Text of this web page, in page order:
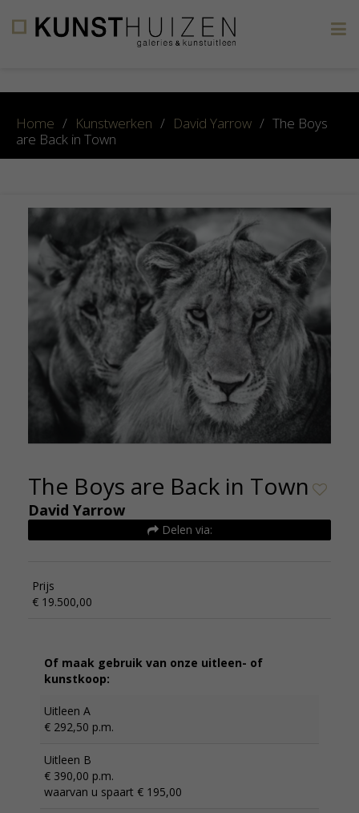
Home / Kunstwerken / David Yarrow / The Boys
are Back in Town
The Boys are Back in Town
David Yarrow
Delen via:
Prijs
€ 19.500,00
Of maak gebruik van onze uitleen- of
kunstkoop:
Uitleen A
€ 292,50 p.m.
Uitleen B
€ 390,00 p.m.
waarvan u spaart € 195,00